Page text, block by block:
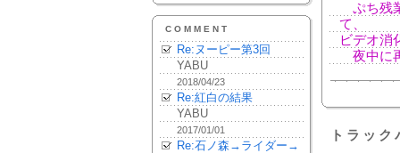
COMMENT
Re:ヌーピー第3回
YABU
2018/04/23
Re:紅白の結果
YABU
2017/01/01
Re:石ノ森→ライダー→
ぷち残
て、
ビデオ消
夜中に
トラッ